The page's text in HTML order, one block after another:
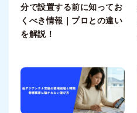
分で設置する前に知ってお
くべき情報｜プロとの違い
を解説！